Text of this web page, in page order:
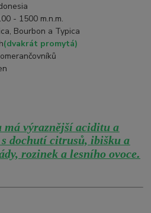
- 1500 m.n.m.
Bourbon a Typica
(dvakrát promytá)
výraznější aciditu a
dochutí citrusů, ibišku a
rozinek a lesního ovoce.